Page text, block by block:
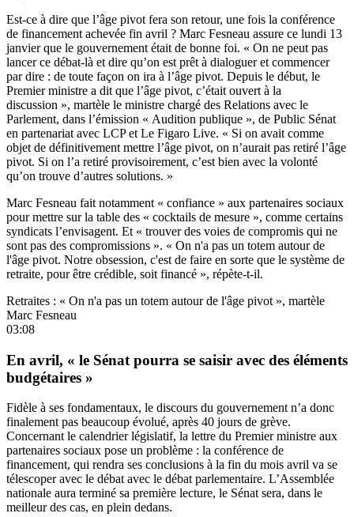
Est-ce à dire que l’âge pivot fera son retour, une fois la conférence
de financement achevée fin avril ? Marc Fesneau assure ce lundi 13
janvier que le gouvernement était de bonne foi. « On ne peut pas
lancer ce débat-là et dire qu’on est prêt à dialoguer et commencer
par dire : de toute façon on ira à l’âge pivot. Depuis le début, le
Premier ministre a dit que l’âge pivot, c’était ouvert à la
discussion », martèle le ministre chargé des Relations avec le
Parlement, dans l’émission « Audition publique », de Public Sénat
en partenariat avec LCP et Le Figaro Live. « Si on avait comme
objet de définitivement mettre l’âge pivot, on n’aurait pas retiré l’âge
pivot. Si on l’a retiré provisoirement, c’est bien avec la volonté
qu’on trouve d’autres solutions. »
Marc Fesneau fait notamment « confiance » aux partenaires sociaux
pour mettre sur la table des « cocktails de mesure », comme certains
syndicats l’envisagent. Et « trouver des voies de compromis qui ne
sont pas des compromissions ». « On n'a pas un totem autour de
l'âge pivot. Notre obsession, c'est de faire en sorte que le système de
retraite, pour être crédible, soit financé », répète-t-il.
Retraites : « On n'a pas un totem autour de l'âge pivot », martèle
Marc Fesneau
03:08
En avril, « le Sénat pourra se saisir avec des éléments
budgétaires »
Fidèle à ses fondamentaux, le discours du gouvernement n’a donc
finalement pas beaucoup évolué, après 40 jours de grève.
Concernant le calendrier législatif, la lettre du Premier ministre aux
partenaires sociaux pose un problème : la conférence de
financement, qui rendra ses conclusions à la fin du mois avril va se
télescoper avec le débat avec le débat parlementaire. L’Assemblée
nationale aura terminé sa première lecture, le Sénat sera, dans le
meilleur des cas, en plein dedans.